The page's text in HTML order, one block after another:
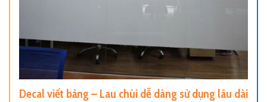
Decal viết bảng – Lau chùi dễ dàng sử dụng lâu dài